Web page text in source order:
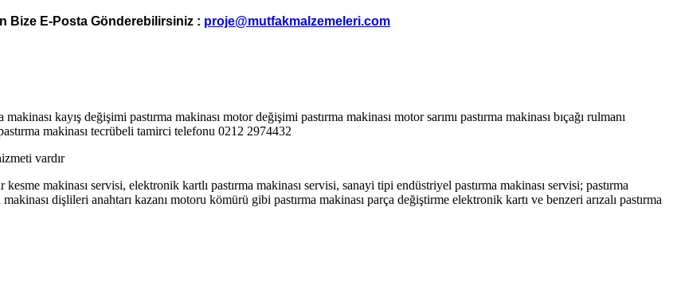
Bize E-Posta Gönderebilirsiniz : proje@mutfakmalzemeleri.com
kayış değişimi pastırma makinası motor değişimi pastırma makinası motor sarımı pastırma makinası bıçağı rulmanı
makinası tecrübeli tamirci telefonu 0212 2974432
vardır
makinası servisi, elektronik kartlı pastırma makinası servisi, sanayi tipi endüstriyel pastırma makinası servisi; pastırma
dişlileri anahtarı kazanı motoru kömürü gibi pastırma makinası parça değiştirme elektronik kartı ve benzeri arızalı pastırma